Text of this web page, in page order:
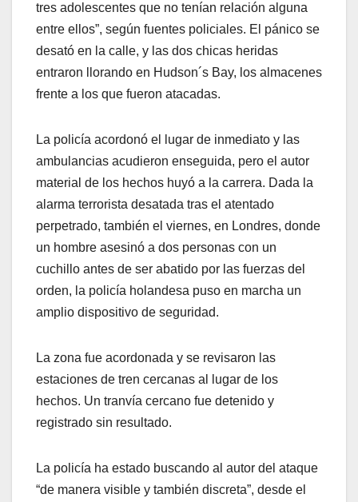
tres adolescentes que no tenían relación alguna
entre ellos”, según fuentes policiales. El pánico se
desató en la calle, y las dos chicas heridas
entraron llorando en Hudson´s Bay, los almacenes
frente a los que fueron atacadas.
La policía acordonó el lugar de inmediato y las
ambulancias acudieron enseguida, pero el autor
material de los hechos huyó a la carrera. Dada la
alarma terrorista desatada tras el atentado
perpetrado, también el viernes, en Londres, donde
un hombre asesinó a dos personas con un
cuchillo antes de ser abatido por las fuerzas del
orden, la policía holandesa puso en marcha un
amplio dispositivo de seguridad.
La zona fue acordonada y se revisaron las
estaciones de tren cercanas al lugar de los
hechos. Un tranvía cercano fue detenido y
registrado sin resultado.
La policía ha estado buscando al autor del ataque
“de manera visible y también discreta”, desde el